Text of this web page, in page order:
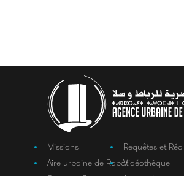
Missions
Aire urbaine de Rabat
Requêtes et
Vidéothèque